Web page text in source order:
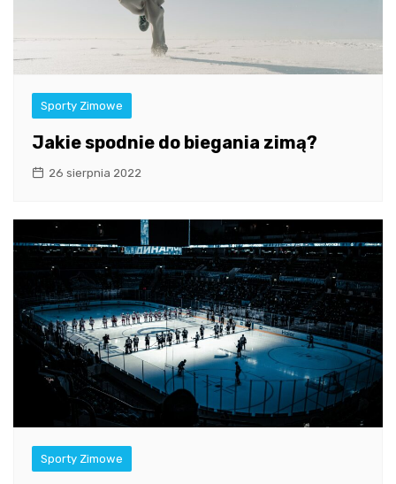
Sporty Zimowe
Jakie spodnie do biegania zimą?
26 sierpnia 2022
Sporty Zimowe